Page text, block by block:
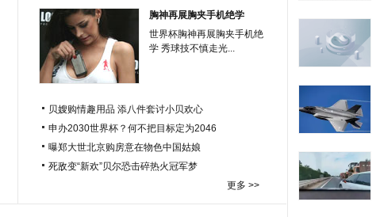
胸神再展胸夹手机绝学
世界杯胸神再展胸夹手机绝
学 秀球技不慎走光...
贝嫂购情趣用品 添八件套讨小贝欢心
申办2030世界杯？何不把目标定为2046
曝郑大世北京购房意在物色中国姑娘
死敌变“新欢”贝尔恐击碎热火冠军梦
更多 >>